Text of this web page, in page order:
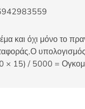
6942983559
και όχι μόνο το
υπολογισμός
15) / 5000 =